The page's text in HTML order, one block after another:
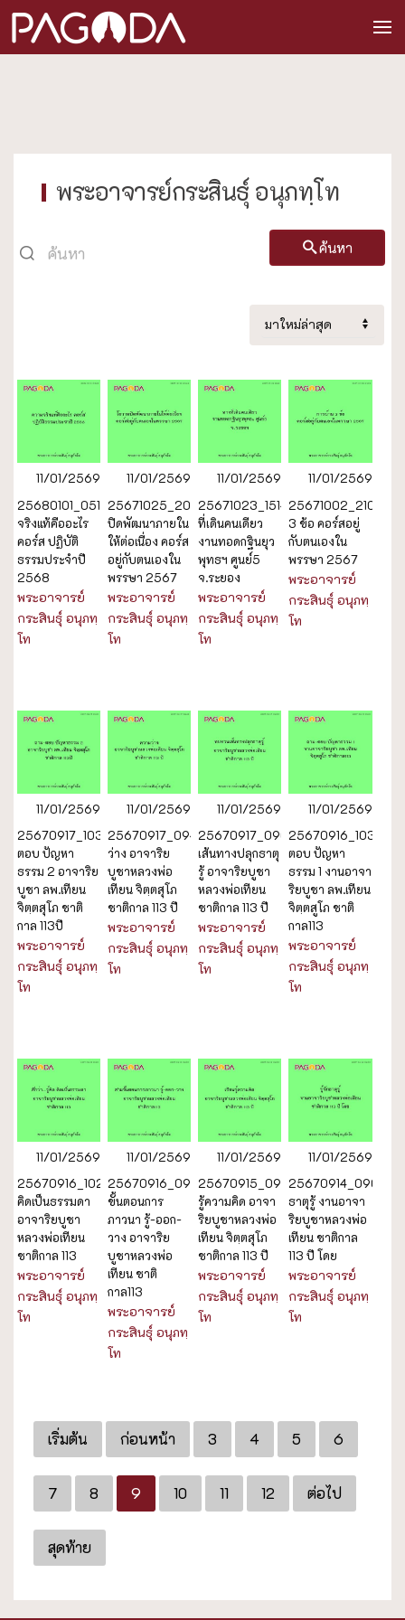
พระอาจารย์กระสินธุ์ อนุภทฺโท
ค้นหา
11/01/2569
25680101_0515_ความ
จริงแท้คืออะไร
คอร์ส ปฏิบัติ
ธรรมประจำปี
2568
พระอาจารย์
กระสินธุ์ อนุภทฺ
โท
11/01/2569
25671025_2024_โอวาท
ปิดพัฒนาภายใน
ให้ต่อเนื่อง คอร์ส
อยู่กับตนเองใน
พรรษา 2567
พระอาจารย์
กระสินธุ์ อนุภทฺ
โท
11/01/2569
25671023_1514_ทาง
ที่เดินคนเดียว
งานทอดกฐินยุว
พุทธฯ ศูนย์5
จ.ระยอง
พระอาจารย์
กระสินธุ์ อนุภทฺ
โท
11/01/2569
25671002_2102_ก
3 ข้อ คอร์สอยู่
กับตนเองใน
พรรษา 2567
พระอาจารย์
กระสินธุ์ อนุภทฺ
โท
11/01/2569
25670917_1030_ถาม-
ตอบ ปัญหา
ธรรม 2 อาจาริย
บูชา ลพ.เทียน
จิตฺตสุโภ ชาติ
กาล 113ปี
พระอาจารย์
กระสินธุ์ อนุภทฺ
โท
11/01/2569
25670917_0945_ความ
ว่าง อาจาริย
บูชาหลวงพ่อ
เทียน จิตฺตสุโภ
ชาติกาล 113 ปี
พระอาจารย์
กระสินธุ์ อนุภทฺ
โท
11/01/2569
25670917_0900_ทบทวน
เส้นทางปลุกธาตุ
รู้ อาจาริยบูชา
หลวงพ่อเทียน
ชาติกาล 113 ปี
พระอาจารย์
กระสินธุ์ อนุภทฺ
โท
11/01/2569
25670916_1030_ถ
ตอบ ปัญหา
ธรรม 1 งานอาจา
ริยบูชา ลพ.เทียน
จิตฺตสูโภ ชาติ
กาล113
พระอาจารย์
กระสินธุ์ อนุภทฺ
โท
11/01/2569
25670916_1020_สักว่า..รู้คิด
คิดเป็นธรรมดา
อาจาริยบูชา
หลวงพ่อเทียน
ชาติกาล 113
พระอาจารย์
กระสินธุ์ อนุภทฺ
โท
11/01/2569
25670916_0900_สาม
ขั้นตอนการ
ภาวนา รู้-ออก-
วาง อาจาริย
บูชาหลวงพ่อ
เทียน ชาติ
กาล113
พระอาจารย์
กระสินธุ์ อนุภทฺ
โท
11/01/2569
25670915_0900_เรียน
รู้ความคิด อาจา
ริยบูชาหลวงพ่อ
เทียน จิตฺตสุโภ
ชาติกาล 113 ปี
พระอาจารย์
กระสินธุ์ อนุภทฺ
โท
11/01/2569
25670914_0900_รู้
ธาตุรู้ งานอาจา
ริยบูชาหลวงพ่อ
เทียน ชาติกาล
113 ปี โดย
พระอาจารย์
กระสินธุ์ อนุภทฺ
โท
เริ่มต้น ก่อนหน้า 3 4 5 6
7 8 9 10 11 12 ต่อไป
สุดท้าย